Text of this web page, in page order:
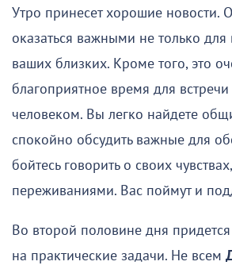
Утро принесет хорошие новости.
оказаться важными не только для
ваших близких. Кроме того, это
благоприятное время для
человеком. Вы легко найдете
спокойно обсудить важные для
бойтесь говорить о своих
переживаниями. Вас поймут и
Во второй половине дня
на практические задачи. Не всем